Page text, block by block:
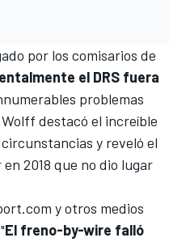
por los comisarios de
el DRS fuera
problemas
destacó el increíble
y reveló el
2018 que no dio lugar
y otros medios
El freno-by-wire falló